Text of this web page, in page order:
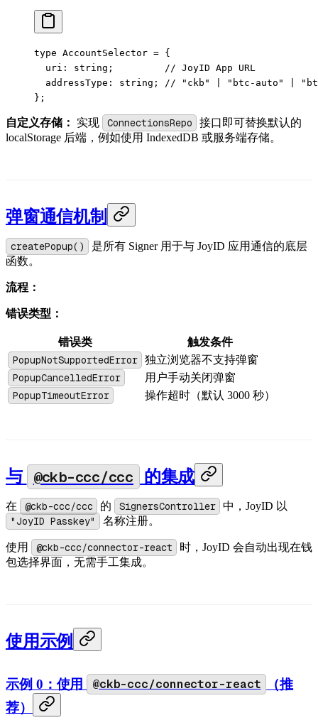
type AccountSelector = {
  uri
: string ;
// JoyID App URL
  addressType
: string ;
// "ckb" | "btc-auto" |
};
自定义存储： 实现 ConnectionsRepo
接口即可替换默认的
localStorage 后端，例如使用 IndexedDB 或服务端存储。
弹窗通信机制
createPopup()
是所有 Signer 用于与 JoyID 应用通信的底层
函数。
流程：
错误类型：
错误类 触发条件
PopupNotSupportedError 独立浏览器不支持弹窗
PopupCancelledError 用户手动关闭弹窗
PopupTimeoutError 操作超时（默认 3000 秒）
与 @ckb-ccc/ccc 的集成
在 @ckb-ccc/ccc 的 SignersController 中，JoyID 以
"JoyID Passkey" 名称注册。
使用 @ckb-ccc/connector-react
时，JoyID 会自动出现在钱
包选择界面，无需手工集成。
使用示例
示例 0：使用 @ckb-ccc/connector-react
（推
荐）